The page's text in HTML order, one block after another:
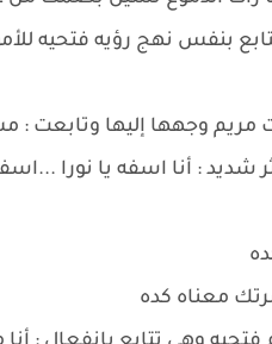
بنفس نهج رؤيه فتحيه
مريم وجهها إليها
شديد : أنا اسفه يا نورا
معناه كده